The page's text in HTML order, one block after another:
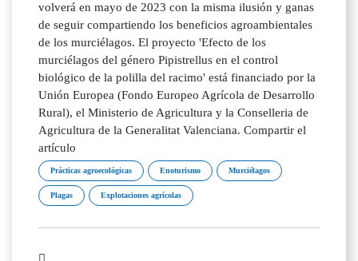
volverá en mayo de 2023 con la misma ilusión y ganas
de seguir compartiendo los beneficios agroambientales
de los murciélagos. El proyecto 'Efecto de los
murciélagos del género Pipistrellus en el control
biológico de la polilla del racimo' está financiado por la
Unión Europea (Fondo Europeo Agrícola de Desarrollo
Rural), el Ministerio de Agricultura y la Conselleria de
Agricultura de la Generalitat Valenciana. Compartir el
artículo
Prácticas agroecológicas Enoturismo Murciélagos
Plagas Explotaciones agrícolas